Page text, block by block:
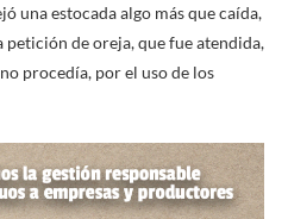
una estocada algo más que caída,
de oreja, que fue atendida,
procedía, por el uso de los